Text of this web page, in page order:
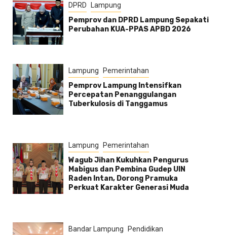
DPRD Lampung
Pemprov dan DPRD Lampung Sepakati
Perubahan KUA-PPAS APBD 2026
Lampung Pemerintahan
Pemprov Lampung Intensifkan
Percepatan Penanggulangan
Tuberkulosis di Tanggamus
Lampung Pemerintahan
Wagub Jihan Kukuhkan Pengurus
Mabigus dan Pembina Gudep UIN
Raden Intan, Dorong Pramuka
Perkuat Karakter Generasi Muda
Bandar Lampung Pendidikan